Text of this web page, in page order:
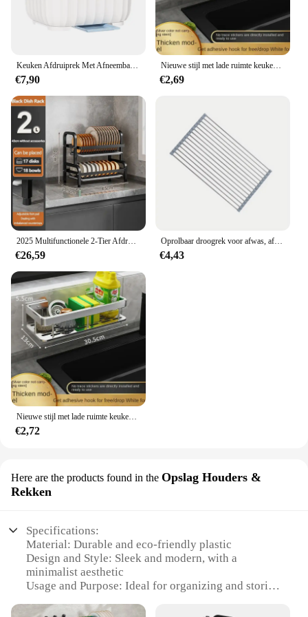
€7,90
Nieuwe stijl met lade ruimte keuken opbergrek gootsteen afvoerrek spons organisator hangende zeep afdruiprek plank planken
€2,69
€26,59
Oprolbaar droogrek voor afwas, afdruiprek voor de keuken, droogrek voor gootsteen van roestvrij staal, opvouwbare afdruiprek
€4,43
€2,72
Here are the products found in the Opslag Houders &
Rekken
Specifications:
Material: Durable and eco-friendly plastic
Design and Style: Sleek and modern, with a
minimalist aesthetic
Usage and Purpose: Ideal for organizing and storing
Performance and Property: Sturdy and resistant to